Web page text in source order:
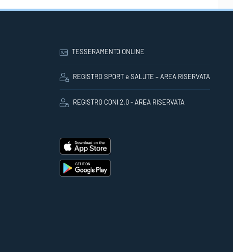
TESSERAMENTO ONLINE
REGISTRO SPORT e SALUTE – AREA RISERVATA
REGISTRO CONI 2.0 - AREA RISERVATA